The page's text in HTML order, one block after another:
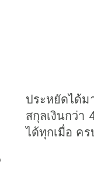
ประหยัดได้ม
สกุลเงินกว่า
ได้ทุกเมื่อ ค